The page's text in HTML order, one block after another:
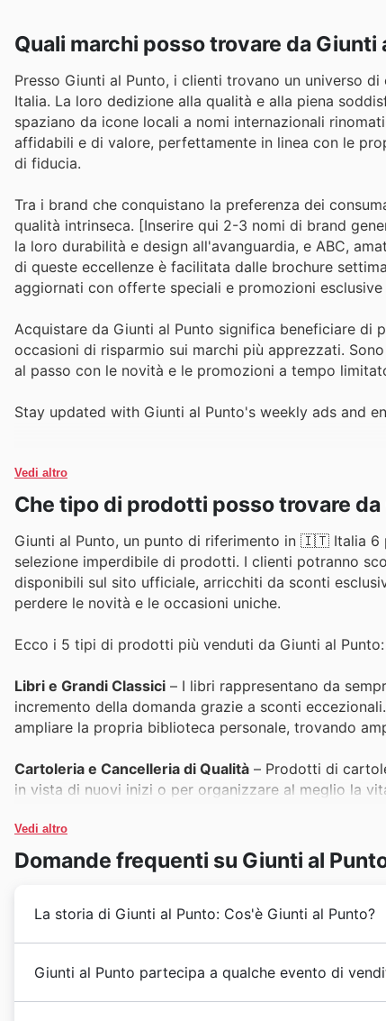
Quali marchi posso trovare da Giunti
Presso Giunti al Punto, i clienti trovano un universo
Italia. La loro dedizione alla qualità e alla piena
spaziano da icone locali a nomi internazionali
affidabili e di valore, perfettamente in linea con le
di fiducia.
Tra i brand che conquistano la preferenza dei
qualità intrinseca. [Inserire qui 2-3 nomi di brand
la loro durabilità e design all'avanguardia, e ABC,
di queste eccellenze è facilitata dalle brochure
aggiornati con offerte speciali e promozioni
Acquistare da Giunti al Punto significa beneficiare
occasioni di risparmio sui marchi più apprezzati.
al passo con le novità e le promozioni a tempo
Stay updated with Giunti al Punto's weekly ads and
Vedi altro
Che tipo di prodotti posso trovare da
Giunti al Punto, un punto di riferimento in 🇮🇹 Italia 6
selezione imperdibile di prodotti. I clienti potranno
disponibili sul sito ufficiale, arricchiti da sconti
perdere le novità e le occasioni uniche.
Ecco i 5 tipi di prodotti più venduti da Giunti al Punto:
Libri e Grandi Classici – I libri rappresentano da
incremento della domanda grazie a sconti
ampliare la propria biblioteca personale, trovando
Cartoleria e Cancelleria di Qualità – Prodotti di
in vista di nuovi inizi o per organizzare al meglio la
nelleGiunti al Punto offers
Giochi Educativi e per Bambini– La categoria
articoli diventano ancora più attraenti grazie a
alta, e il Black Friday da Giunti al Punto mette in
rinnovare piccoli e grandi oggetti d'arredo,
Vedi altro
Domande frequenti su Giunti al
La storia di Giunti al Punto: Cos'è Giunti al Punto?
editoriale e librario. Nata dall'eredità di una
l'azienda ha saputo evolversi, ponendo sempre
Giunti al Punto partecipa a qualche evento di